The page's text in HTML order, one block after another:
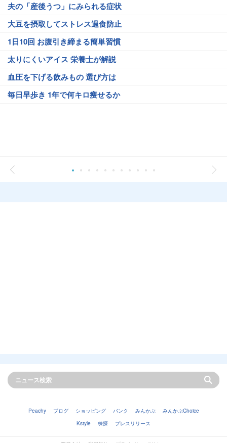
夫の「産後うつ」にみられる症状
大豆を摂取してストレス過食防止
1日10回 お腹引き締まる簡単習慣
太りにくいアイス 栄養士が解説
血圧を下げる飲みもの 選び方は
毎日早歩き 1年で何キロ痩せるか
Peachy ブログ ショッピング バンク みんかぶ
みんかぶChoice
Kstyle
株探 プレスリリース